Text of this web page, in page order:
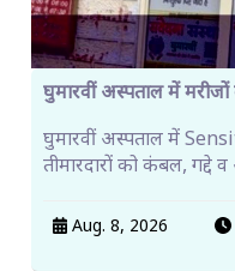
घुमारवीं अस्पताल में
घुमारवीं अस्पताल में
तीमारदारों को कंबल, गद्दे
Aug. 8, 2026